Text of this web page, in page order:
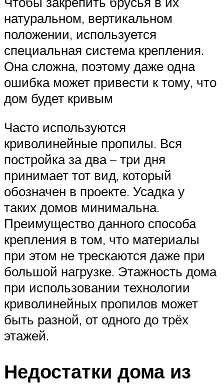
натуральном, вертикальном
положении, используется
специальная система крепления.
Она сложна, поэтому даже одна
ошибка может привести к тому, что
дом будет кривым
Часто используются
криволинейные пропилы. Вся
постройка за два – три дня
принимает тот вид, который
обозначен в проекте. Усадка у
таких домов минимальна.
Преимущество данного способа
крепления в том, что материалы
при этом не трескаются даже при
большой нагрузке. Этажность дома
при использовании технологии
криволинейных пропилов может
быть разной, от одного до трёх
этажей.
Недостатки дома из